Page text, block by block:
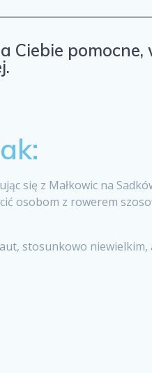
Ciebie
się z Małkowic na
osobom z rowerem
stosunkowo niewielkim,